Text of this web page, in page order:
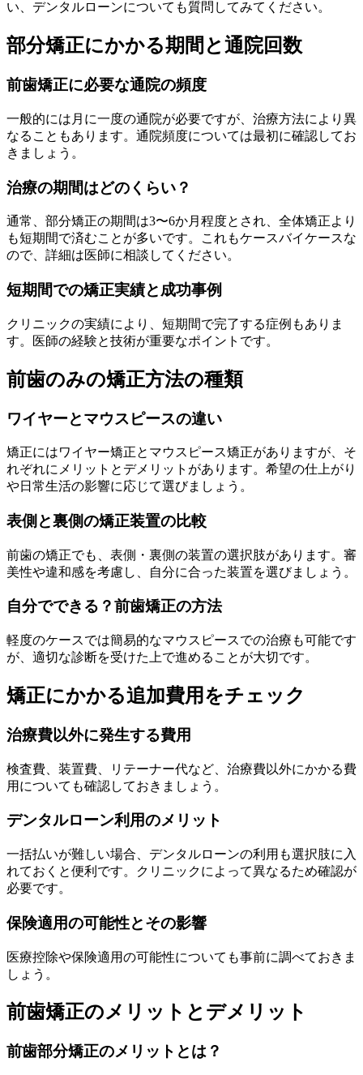
い、デンタルローンについても質問してみてください。
部分矯正にかかる期間と通院回数
前歯矯正に必要な通院の頻度
一般的には月に一度の通院が必要ですが、治療方法により異
なることもあります。通院頻度については最初に確認してお
きましょう。
治療の期間はどのくらい？
通常、部分矯正の期間は3〜6か月程度とされ、全体矯正より
も短期間で済むことが多いです。これもケースバイケースな
ので、詳細は医師に相談してください。
短期間での矯正実績と成功事例
クリニックの実績により、短期間で完了する症例もありま
す。医師の経験と技術が重要なポイントです。
前歯のみの矯正方法の種類
ワイヤーとマウスピースの違い
矯正にはワイヤー矯正とマウスピース矯正がありますが、そ
れぞれにメリットとデメリットがあります。希望の仕上がり
や日常生活の影響に応じて選びましょう。
表側と裏側の矯正装置の比較
前歯の矯正でも、表側・裏側の装置の選択肢があります。審
美性や違和感を考慮し、自分に合った装置を選びましょう。
自分でできる？前歯矯正の方法
軽度のケースでは簡易的なマウスピースでの治療も可能です
が、適切な診断を受けた上で進めることが大切です。
矯正にかかる追加費用をチェック
治療費以外に発生する費用
検査費、装置費、リテーナー代など、治療費以外にかかる費
用についても確認しておきましょう。
デンタルローン利用のメリット
一括払いが難しい場合、デンタルローンの利用も選択肢に入
れておくと便利です。クリニックによって異なるため確認が
必要です。
保険適用の可能性とその影響
医療控除や保険適用の可能性についても事前に調べておきま
しょう。
前歯矯正のメリットとデメリット
前歯部分矯正のメリットとは？